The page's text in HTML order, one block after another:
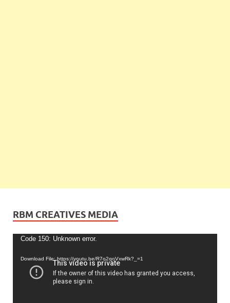
RBM CREATIVES MEDIA
Video
Code 150: Unknown error.
Download File: https://youtu.be/R7o2qoVxwRk?_=1